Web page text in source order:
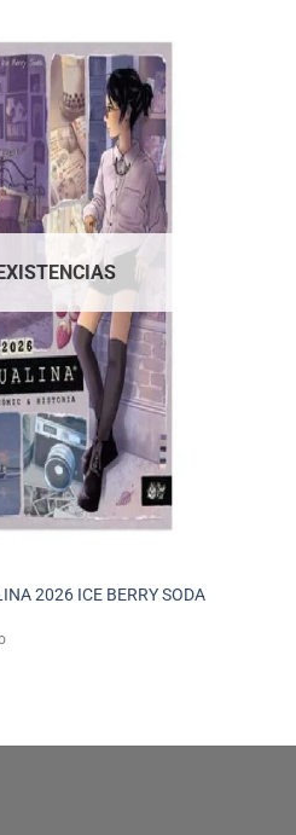
2026 ICE BERRY SODA